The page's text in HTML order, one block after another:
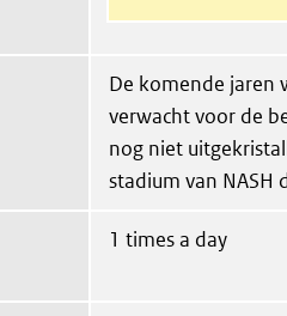
De komende jaren
verwacht voor de
nog niet
stadium van NASH
1 times a day